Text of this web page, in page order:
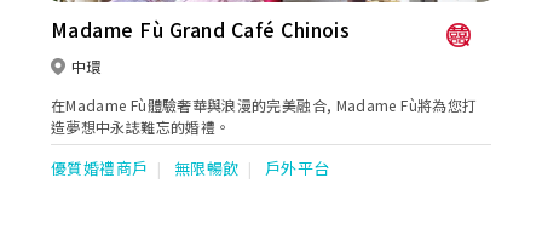
Madame Fù Grand Café Chinois
中環
在Madame Fù體驗奢華與浪漫的完美融合, Madame Fù將為您打
造夢想中永誌難忘的婚禮。
優質婚禮商戶 無限暢飲 戶外平台